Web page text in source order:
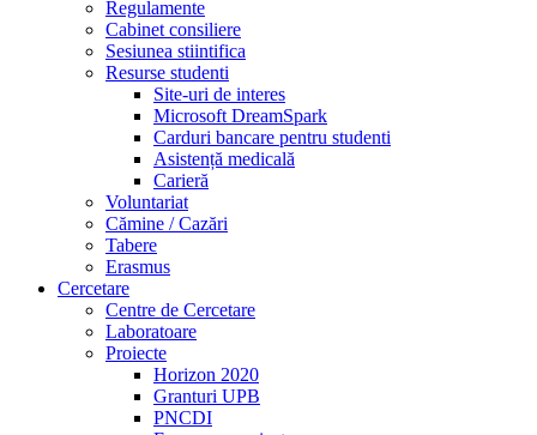
Regulamente
Cabinet consiliere
Sesiunea stiintifica
Resurse studenti
Site-uri de interes
Microsoft DreamSpark
Carduri bancare pentru studenti
Asistență medicală
Carieră
Voluntariat
Cămine / Cazări
Tabere
Erasmus
Cercetare
Centre de Cercetare
Laboratoare
Proiecte
Horizon 2020
Granturi UPB
PNCDI